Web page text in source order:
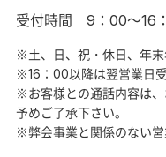
受付時間 9：00～16
※土、日、祝・休日、年末
※16：00以降は翌営業日受
※お客様との通話内容は、
予めご了承下さい。
※弊会事業と関係のない営